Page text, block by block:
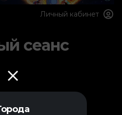
Личный кабинет
сеанс